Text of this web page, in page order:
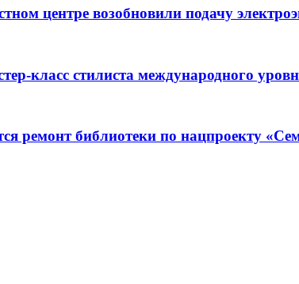
центре возобновили подачу
класс стилиста международного
ремонт библиотеки по нацпроекту